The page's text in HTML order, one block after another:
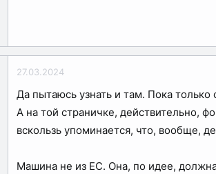
27.03.2024
Да пытаюсь узнать и там. Пока
А на той страничке, действительно,
вскользь упоминается, что, вообще,
Машина не из ЕС. Она, по идее,